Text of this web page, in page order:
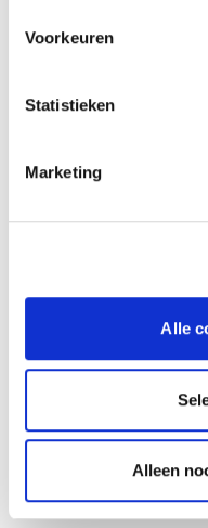
Voorkeuren
Statistieken
Marketing
Alle
Alleen